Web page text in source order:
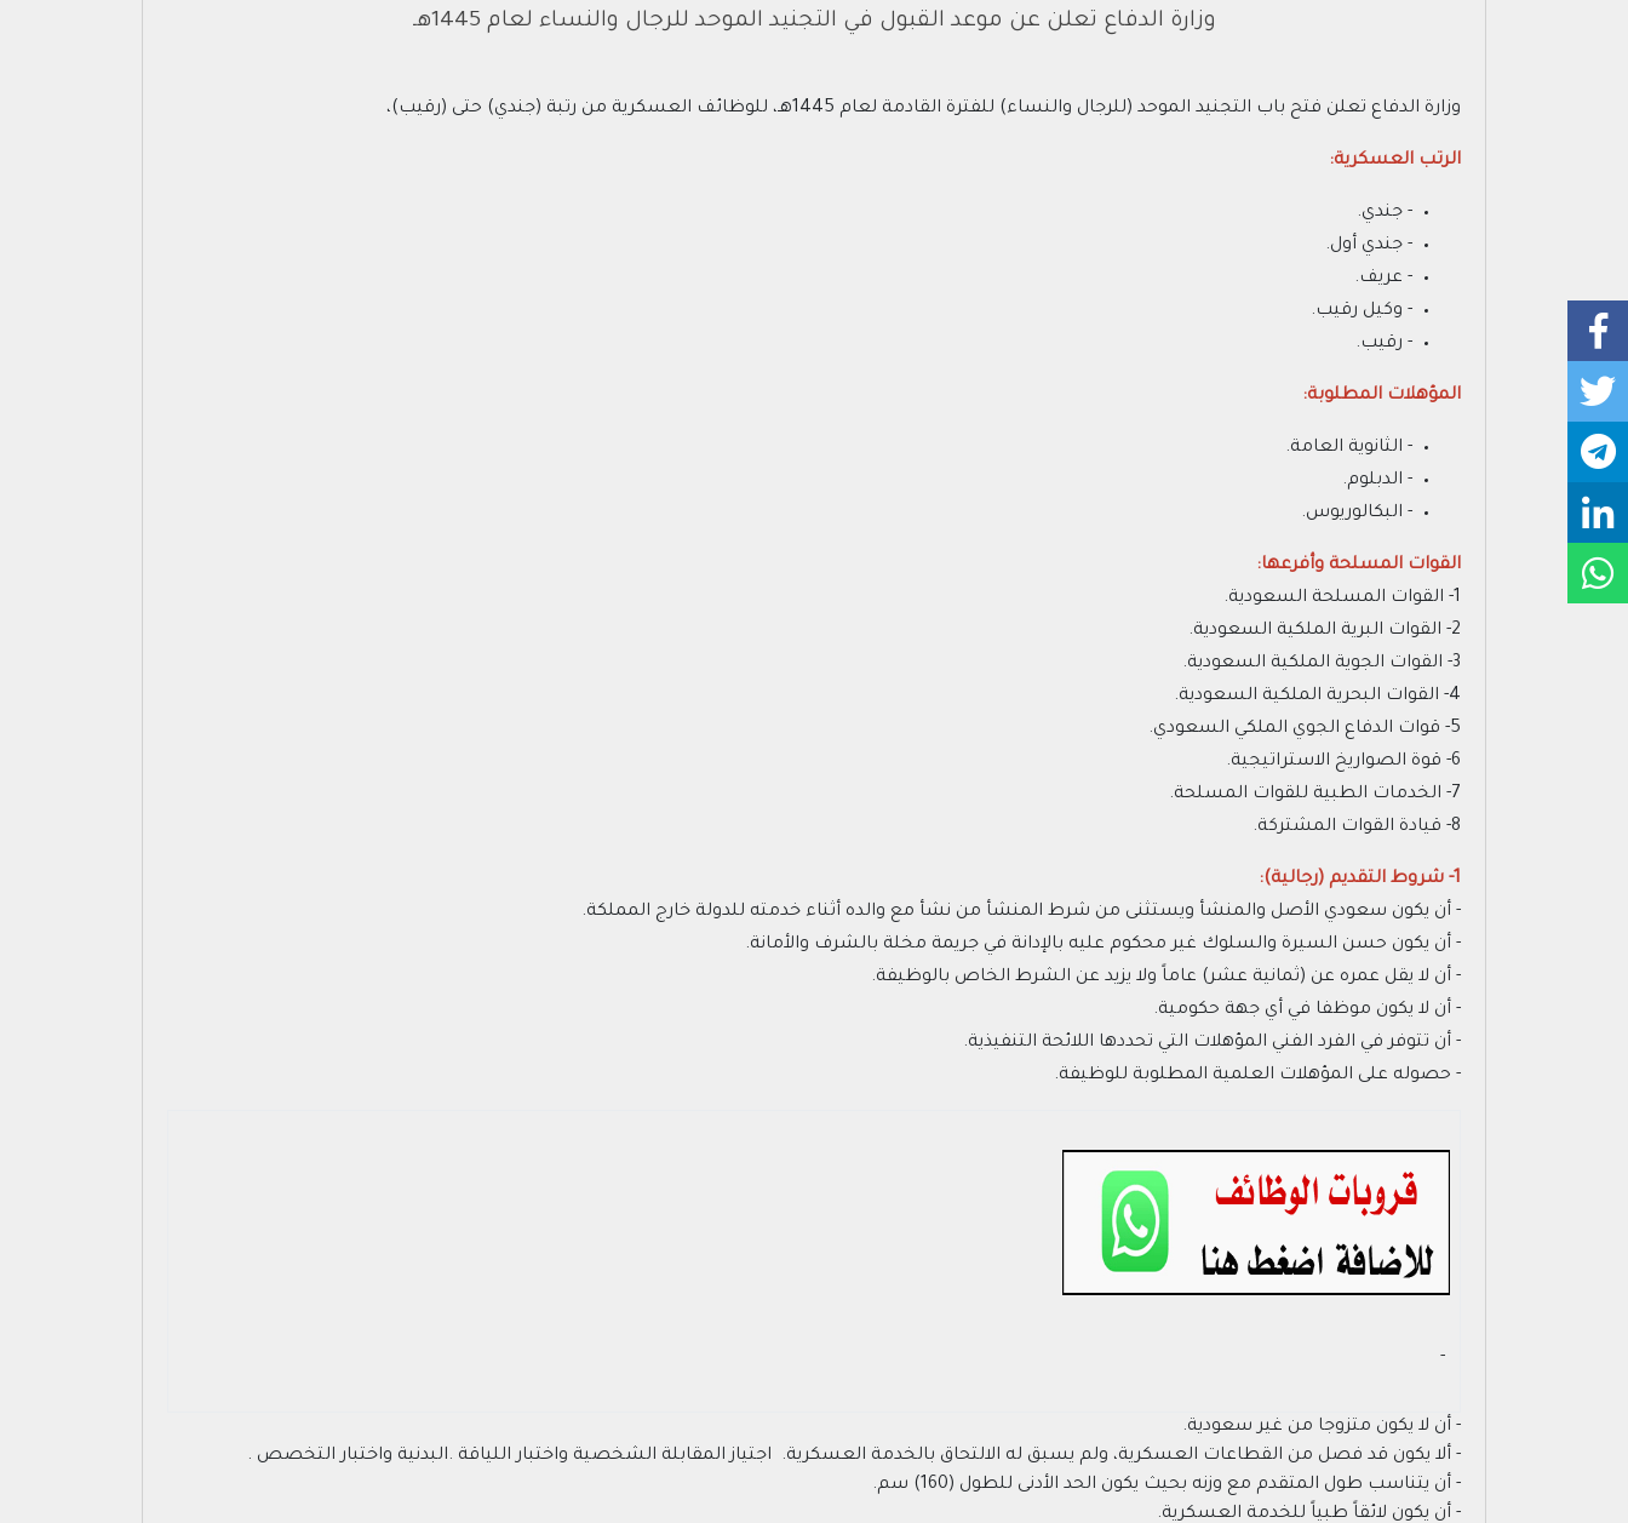
وزارة الدفاع تعلن عن موعد القبول في التجنيد الموحد للرجال والنساء لعام 1445هـ
وزارة الدفاع تعلن فتح باب التجنيد الموحد (للرجال والنساء) للفترة القادمة لعام 1445هـ، للوظائف العسكرية من رتبة (جندي) حتى (رقيب)،
الرتب العسكرية:
- جندي.
- جندي أول.
- عريف.
- وكيل رقيب.
- رقيب.
المؤهلات المطلوبة:
- الثانوية العامة.
- الدبلوم.
- البكالوريوس.
القوات المسلحة وأفرعها:
1- القوات المسلحة السعودية.
2- القوات البرية الملكية السعودية.
3- القوات الجوية الملكية السعودية.
4- القوات البحرية الملكية السعودية.
5- قوات الدفاع الجوي الملكي السعودي.
6- قوة الصواريخ الاستراتيجية.
7- الخدمات الطبية للقوات المسلحة.
8- قيادة القوات المشتركة.
1- شروط التقديم (رجالية):
- أن يكون سعودي الأصل والمنشأ ويستثنى من شرط المنشأ من نشأ مع والده أثناء خدمته للدولة خارج المملكة.
- أن يكون حسن السيرة والسلوك غير محكوم عليه بالإدانة في جريمة مخلة بالشرف والأمانة.
- أن لا يقل عمره عن (ثمانية عشر) عاماً ولا يزيد عن الشرط الخاص بالوظيفة.
- أن لا يكون موظفا في أي جهة حكومية.
- أن تتوفر في الفرد الفني المؤهلات التي تحددها اللائحة التنفيذية.
- حصوله على المؤهلات العلمية المطلوبة للوظيفة.
- ‏
- أن لا يكون متزوجا من غير سعودية.
- ألا يكون قد فصل من القطاعات العسكرية، ولم يسبق له الالتحاق بالخدمة العسكرية. اجتياز المقابلة الشخصية واختبار اللياقة .البدنية واختبار التخصص .
- أن يتناسب طول المتقدم مع وزنه بحيث يكون الحد الأدنى للطول (160) سم.
- أن يكون لائقاً طبياً للخدمة العسكرية.